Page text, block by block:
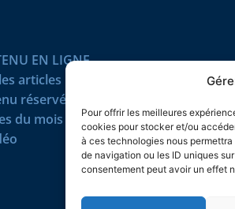
Pour offrir les meilleures
cookies pour stocker et/ou
à ces technologies nous
de navigation ou les ID uniques
consentement peut avoir un effet
EN LIGNE
articles
réservé
du mois